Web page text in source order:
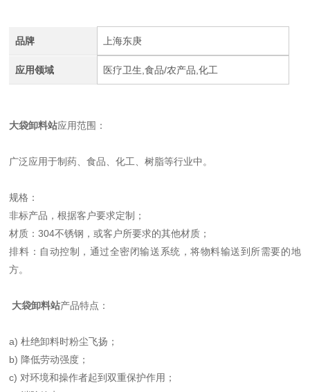
品牌 上海东庚
应用领域 医疗卫生,食品/农产品,化工
大袋卸料站应用范围：
广泛应用于制药、食品、化工、树脂等行业中。
规格：
非标产品，根据客户要求定制；
材质：304不锈钢，或客户所要求的其他材质；
排料：自动控制，通过全密闭输送系统，将物料输送到所需要的地
方。
大袋卸料站产品特点：
a) 杜绝卸料时粉尘飞扬；
b) 降低劳动强度；
c) 对环境和操作者起到双重保护作用；